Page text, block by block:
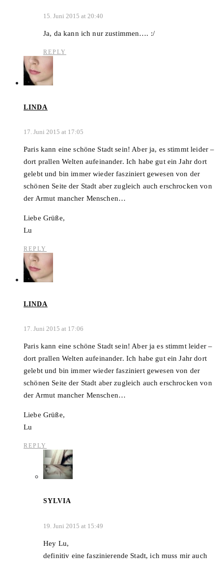
15. Juni 2015 at 20:40
Ja, da kann ich nur zustimmen…. :/
REPLY
LINDA
17. Juni 2015 at 17:05
Paris kann eine schöne Stadt sein! Aber ja, es stimmt leider –
dort prallen Welten aufeinander. Ich habe gut ein Jahr dort
gelebt und bin immer wieder fasziniert gewesen von der
schönen Seite der Stadt aber zugleich auch erschrocken von
der Armut mancher Menschen…
Liebe Grüße,
Lu
REPLY
LINDA
17. Juni 2015 at 17:06
Paris kann eine schöne Stadt sein! Aber ja es stimmt leider –
dort prallen Welten aufeinander. Ich habe gut ein Jahr dort
gelebt und bin immer wieder fasziniert gewesen von der
schönen Seite der Stadt aber zugleich auch erschrocken von
der Armut mancher Menschen…
Liebe Grüße,
Lu
REPLY
SYLVIA
19. Juni 2015 at 15:49
Hey Lu,
definitiv eine faszinierende Stadt, ich muss mir auch